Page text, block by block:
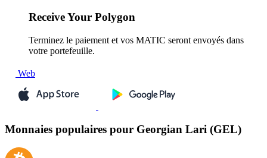
ReceiveYour Polygon
Terminez le paiement et vos MATIC seront envoyés dans
votre portefeuille.
Web
Monnaies populaires pour Georgian Lari (GEL)